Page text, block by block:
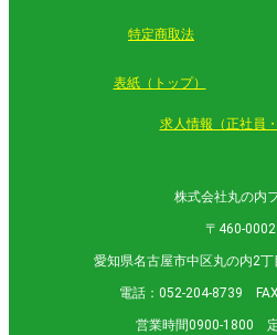
特定商取法
表紙（トップ）
求人情報（正社員
株式会社丸の内
〒460-
愛知県名古屋市中区丸の内2
電話：052-204-8739
営業時間0900-1800